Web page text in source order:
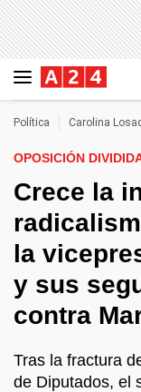
Política Carolina
OPOSICIÓN
Crece la
la
y sus
contra
Tras la fractura
de Diputados, el